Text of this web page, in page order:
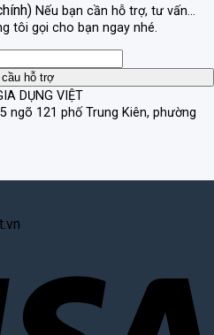
Nếu bạn cần hỗ trợ, tư vấn...
tôi gọi cho bạn ngay nhé.
DỤNG VIỆT
ngõ 121 phố Trung Kiên, phường